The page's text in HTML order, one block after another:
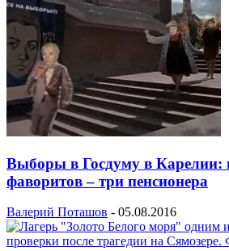
Выборы в Госдуму в Карелии:
фаворитов – три пенсионера
Валерий Поташов - 05.08.2016